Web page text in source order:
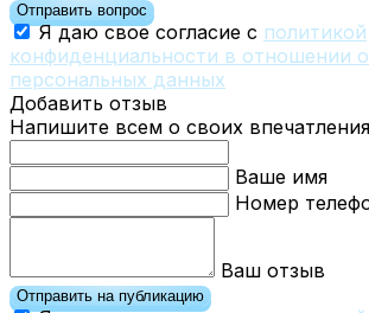
Отправить вопрос
Я даю свое согласие с политикой
конфиденциальности в отношении
персональных данных
Добавить отзыв
Напишите всем о своих
Ваше имя
Номер
Ваш отзыв
Отправить на публикацию